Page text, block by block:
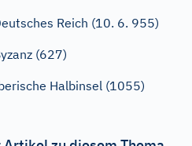
Reich (10. 6. 955)
(627)
Halbinsel (1055)